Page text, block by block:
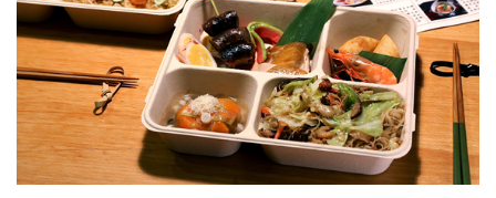
餐桌週記
享樂隨手拍
照相簿
影音區